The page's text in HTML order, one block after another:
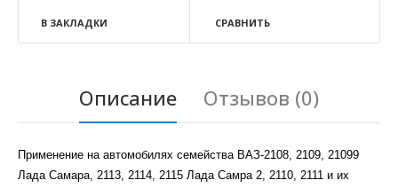
В ЗАКЛАДКИ СРАВНИТЬ
Описание Отзывов (0)
Применение на автомобилях семейства ВАЗ-2108, 2109, 21099
Лада Самара, 2113, 2114, 2115 Лада Самра 2, 2110, 2111 и их